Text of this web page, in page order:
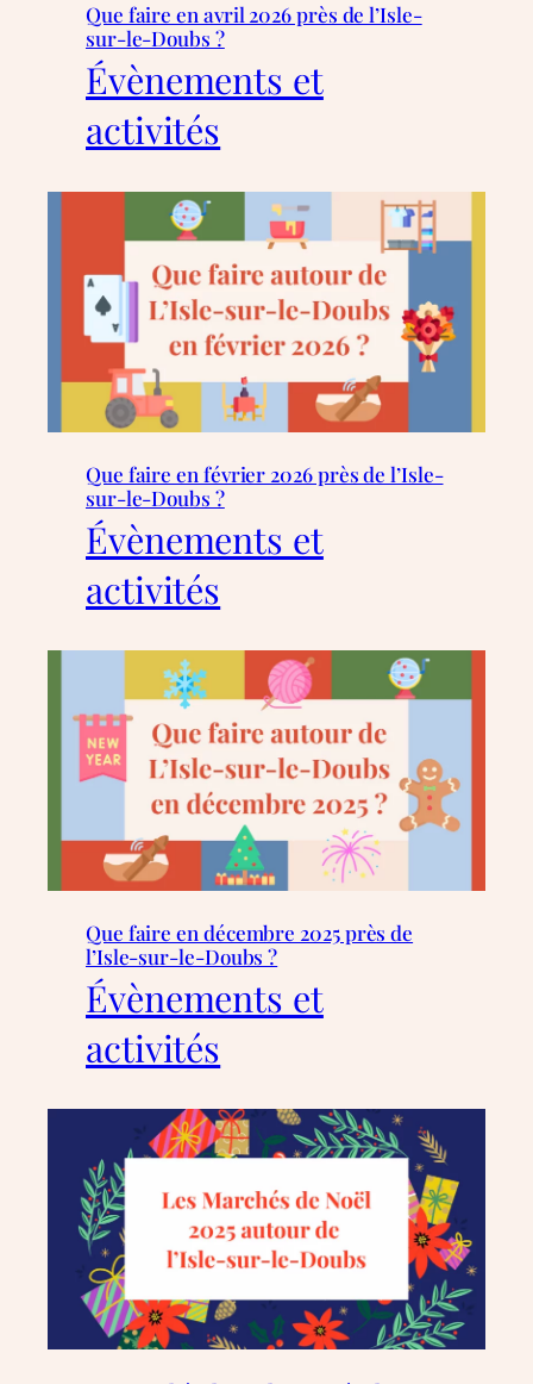
Que faire en avril 2026 près de l’Isle-
sur-le-Doubs ?
Évènements et
activités
Que faire en février 2026 près de l’Isle-
sur-le-Doubs ?
Évènements et
activités
Que faire en décembre 2025 près de
l’Isle-sur-le-Doubs ?
Évènements et
activités